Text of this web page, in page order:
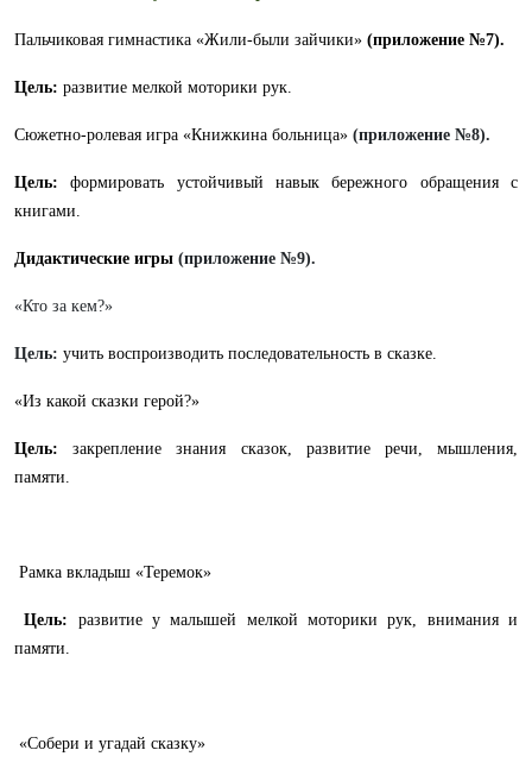
Пальчиковая гимнастика «Жили-были зайчики» (приложение №7).
Цель: развитие мелкой моторики рук.
Сюжетно-ролевая игра «Книжкина больница» (приложение №8).
Цель:формировать устойчивый навык бережного обращения с
книгами.
Дидактические игры (приложение №9).
«Кто за кем?»
Цель: учить воспроизводить последовательность в сказке.
«Из какой сказки герой?»
Цель: закрепление знания сказок, развитие речи, мышления,
памяти.
Рамка вкладыш «Теремок»
Цель:
развитие у малышей мелкой моторики рук, внимания и
памяти.
«Собери и угадай сказку»